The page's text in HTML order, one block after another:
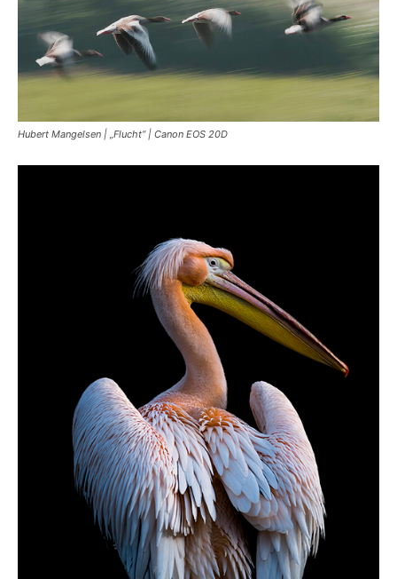
Hubert Mangelsen | „Flucht“ | Canon EOS 20D